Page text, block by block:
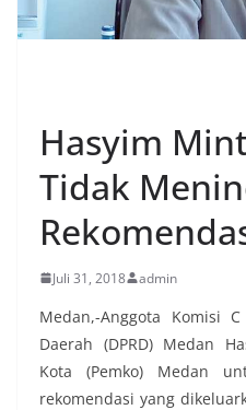
Hasyim
Tidak
Juli 31, 2018 admin
Medan,-Anggota Komisi
Daerah (DPRD) Medan
Kota (Pemko) Medan
rekomendasi yang